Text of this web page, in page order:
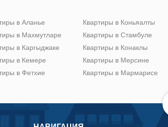
в Аланье
в Махмутларе
в Каргыджаке
в Кемере
в Фетхие
Квартиры в Коньяалты
Квартиры в Стамбуле
Квартиры в Конаклы
Квартиры в Мерсине
Квартиры в Мармарисе